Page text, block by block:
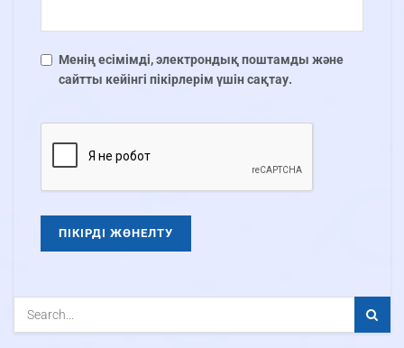
Менің есімімді, электрондық поштамды және
сайтты кейінгі пікірлерім үшін сақтау.